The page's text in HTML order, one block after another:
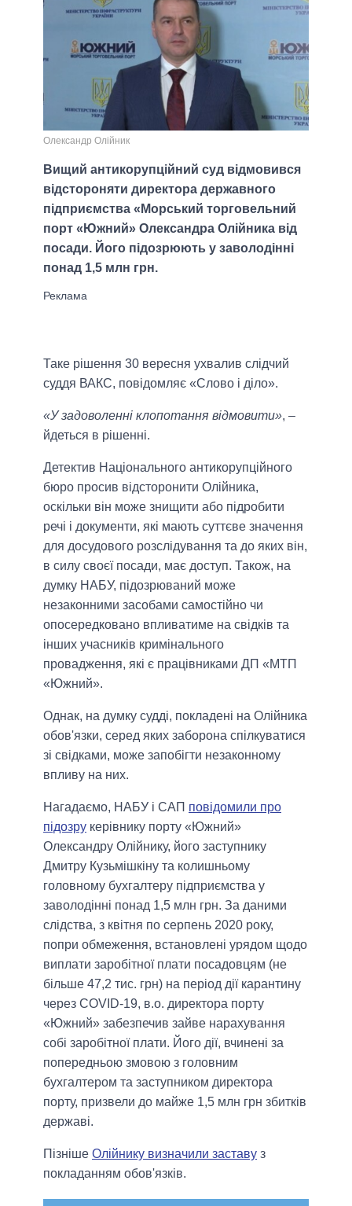
Олександр Олійник
Вищий антикорупційний суд відмовився
відстороняти директора державного
підприємства «Морський торговельний
порт «Южний» Олександра Олійника від
посади. Його підозрюють у заволодінні
понад 1,5 млн грн.
Таке рішення 30 вересня ухвалив слідчий
суддя ВАКС, повідомляє «Слово і діло».
«У задоволенні клопотання відмовити», –
йдеться в рішенні.
Детектив Національного антикорупційного
бюро просив відсторонити Олійника,
оскільки він може знищити або підробити
речі і документи, які мають суттєве значення
для досудового розслідування та до яких він,
в силу своєї посади, має доступ. Також, на
думку НАБУ, підозрюваний може
незаконними засобами самостійно чи
опосередковано впливатиме на свідків та
інших учасників кримінального
провадження, які є працівниками ДП «МТП
«Южний».
Однак, на думку судді, покладені на Олійника
обов'язки, серед яких заборона спілкуватися
зі свідками, може запобігти незаконному
впливу на них.
Нагадаємо, НАБУ і САП повідомили про
підозру керівнику порту «Южний»
Олександру Олійнику, його заступнику
Дмитру Кузьмішкіну та колишньому
головному бухгалтеру підприємства у
заволодінні понад 1,5 млн грн. За даними
слідства, з квітня по серпень 2020 року,
попри обмеження, встановлені урядом щодо
виплати заробітної плати посадовцям (не
більше 47,2 тис. грн) на період дії карантину
через COVID-19, в.о. директора порту
«Южний» забезпечив зайве нарахування
собі заробітної плати. Його дії, вчинені за
попередньою змовою з головним
бухгалтером та заступником директора
порту, призвели до майже 1,5 млн грн збитків
державі.
Пізніше Олійнику визначили заставу з
покладанням обов'язків.